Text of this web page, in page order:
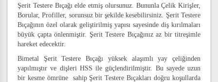
Şerit Testere Bıçağı elde etmiş olursunuz. Bununla Çelik Kirişler,
Borular, Profiller, sorunsuz bir şekilde kesebilirsiniz. Şerit Testere
Bıçağının özel olarak geliştirilmiş yapısı sayesinde diş kırılmaları
büyük çapta önlenmiştir. Şerit Testere Bıçağınız az bir titreşimle
hareket edecektir.
Bimetal Şerit Testere Bıçağı yüksek alaşımlı yay çeliğinden
yapılmıştır ve dişleri HSS ile güçlendirilmiştir. Bu sayede uzun
bir kesme ömrüne sahip Şerit Testere Bıçakları doğru koşullarda